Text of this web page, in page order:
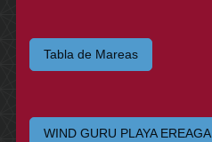
Tabla de Mareas
WIND GURU PLAYA EREAGA